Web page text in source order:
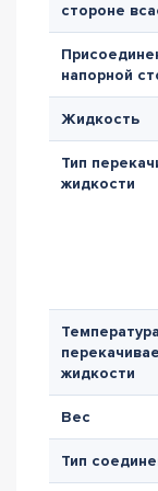
стороне
напорной
Жидкость
Тип
жидкости
Температура
жидкости
Вес
Тип